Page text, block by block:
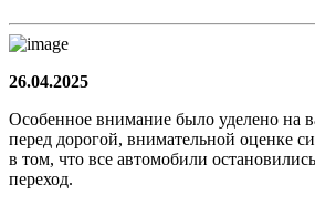
26.04.2025
Особенное внимание было уделено на
перед дорогой, внимательной оценке
в том, что все автомобили
переход.